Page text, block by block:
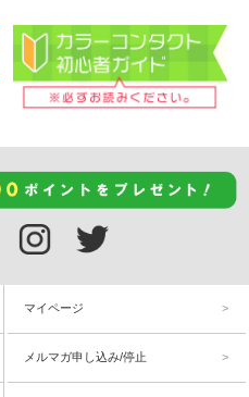
マイページ
メルマガ申し込み/停止